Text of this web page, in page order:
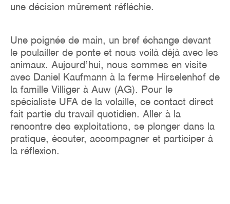
une décision mûrement réfléchie.
Une poignée de main, un bref échange devant
le poulailler de ponte et nous voilà déjà avec les
animaux. Aujourd’hui, nous sommes en visite
avec Daniel Kaufmann à la ferme Hirselenhof de
la famille Villiger à Auw (AG). Pour le
spécialiste UFA de la volaille, ce contact direct
fait partie du travail quotidien. Aller à la
rencontre des exploitations, se plonger dans la
pratique, écouter, accompagner et participer à
la réflexion.